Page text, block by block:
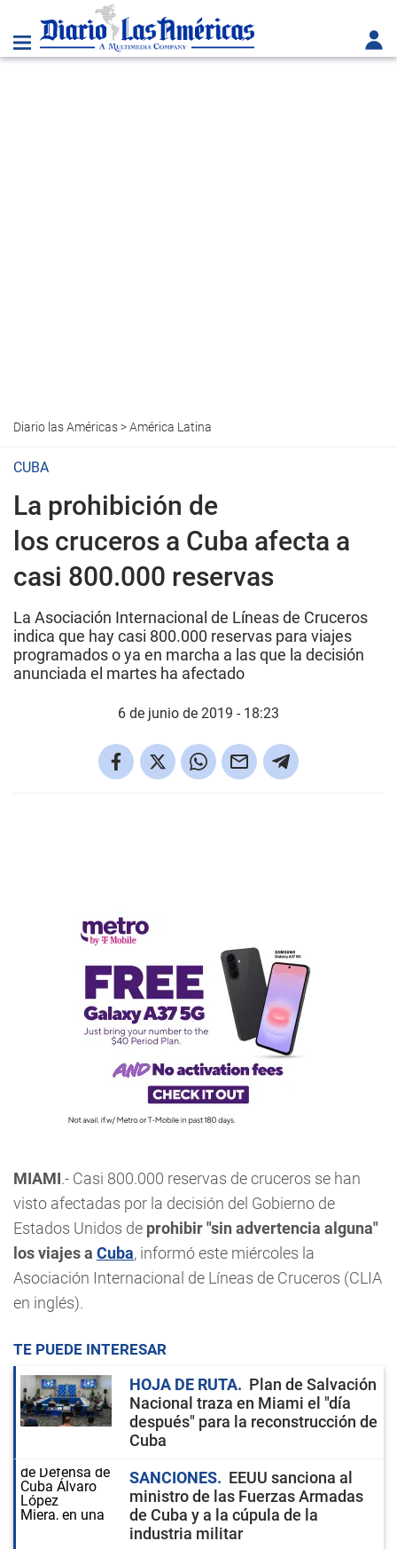
Diario las Américas>América Latina
CUBA
La prohibición de
los cruceros a Cuba afecta a
casi 800.000 reservas
La Asociación Internacional de Líneas de Cruceros
indica que hay casi 800.000 reservas para viajes
programados o ya en marcha a las que la decisión
anunciada el martes ha afectado
6 de junio de 2019 - 18:23
MIAMI.- Casi 800.000 reservas de cruceros se han
visto afectadas por la decisión del Gobierno de
Estados Unidos de prohibir "sin advertencia alguna"
los viajes a Cuba, informó este miércoles la
Asociación Internacional de Líneas de Cruceros (CLIA
en inglés).
TE PUEDE INTERESAR
HOJA DE RUTA
Plan de Salvación
Nacional traza en Miami el "día
después" para la reconstrucción de
Cuba
SANCIONES
EEUU sanciona al
ministro de las Fuerzas Armadas
de Cuba y a la cúpula de la
industria militar